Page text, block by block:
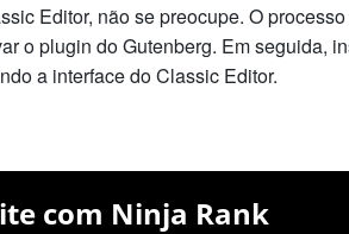
Editor, não se preocupe. O
o plugin do Gutenberg. Em seguida,
a interface do Classic Editor.
com Ninja Rank